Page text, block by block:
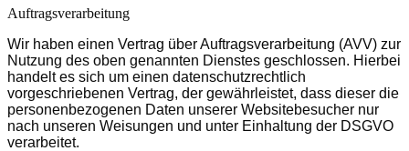
Auftragsverarbeitung
Wir haben einen Vertrag über Auftragsverarbeitung (AVV) zur
Nutzung des oben genannten Dienstes geschlossen. Hierbei
handelt es sich um einen datenschutzrechtlich
vorgeschriebenen Vertrag, der gewährleistet, dass dieser die
personenbezogenen Daten unserer Websitebesucher nur
nach unseren Weisungen und unter Einhaltung der DSGVO
verarbeitet.